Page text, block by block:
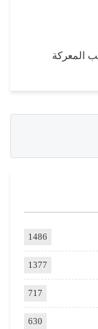
المعركة
1486
1377
717
630